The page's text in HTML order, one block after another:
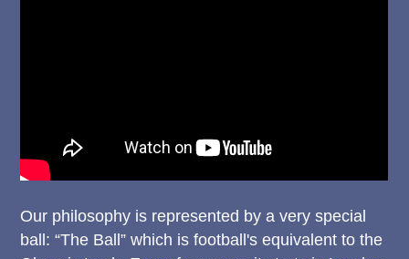
Our philosophy is represented by a very special
ball: “The Ball” which is football's equivalent to the